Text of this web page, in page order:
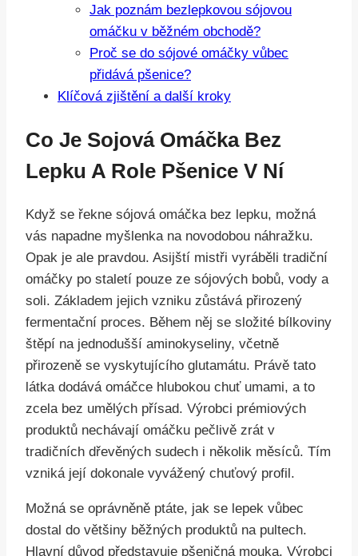
Jak poznám bezlepkovou sójovou
omáčku v běžném obchodě?
Proč se do sójové omáčky vůbec
přidává pšenice?
Klíčová zjištění a další kroky
Co Je Sojová Omáčka Bez
Lepku A Role Pšenice V Ní
Když se řekne sójová omáčka bez lepku, možná
vás napadne myšlenka na novodobou náhražku.
Opak je ale pravdou. Asijští mistři vyráběli tradiční
omáčky po staletí pouze ze sójových bobů, vody a
soli. Základem jejich vzniku zůstává přirozený
fermentační proces. Během něj se složité bílkoviny
štěpí na jednodušší aminokyseliny, včetně
přirozeně se vyskytujícího glutamátu. Právě tato
látka dodává omáčce hlubokou chuť umami, a to
zcela bez umělých přísad. Výrobci prémiových
produktů nechávají omáčku pečlivě zrát v
tradičních dřevěných sudech i několik měsíců. Tím
vzniká její dokonale vyvážený chuťový profil.
Možná se oprávněně ptáte, jak se lepek vůbec
dostal do většiny běžných produktů na pultech.
Hlavní důvod představuje pšeničná mouka. Výrobci